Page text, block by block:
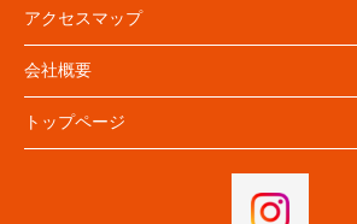
アクセスマップ
会社概要
トップページ